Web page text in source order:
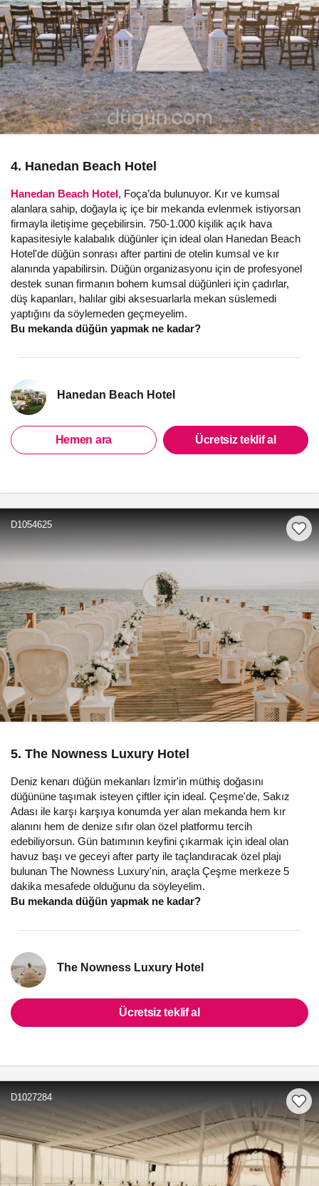
4. Hanedan Beach Hotel
Hanedan Beach Hotel, Foça’da bulunuyor. Kır ve kumsal
alanlara sahip, doğayla iç içe bir mekanda evlenmek istiyorsan
firmayla iletişime geçebilirsin. 750-1.000 kişilik açık hava
kapasitesiyle kalabalık düğünler için ideal olan Hanedan Beach
Hotel'de düğün sonrası after partini de otelin kumsal ve kır
alanında yapabilirsin. Düğün organizasyonu için de profesyonel
destek sunan firmanın bohem kumsal düğünleri için çadırlar,
düş kapanları, halılar gibi aksesuarlarla mekan süslemedi
yaptığını da söylemeden geçmeyelim.
Bu mekanda düğün yapmak ne kadar?
Hanedan Beach Hotel
Hemen ara Ücretsiz teklif al
D1054625
5. The Nowness Luxury Hotel
Deniz kenarı düğün mekanları İzmir'in müthiş doğasını
düğününe taşımak isteyen çiftler için ideal. Çeşme'de, Sakız
Adası ile karşı karşıya konumda yer alan mekanda hem kır
alanını hem de denize sıfır olan özel platformu tercih
edebiliyorsun. Gün batımının keyfini çıkarmak için ideal olan
havuz başı ve geceyi after party ile taçlandıracak özel plajı
bulunan The Nowness Luxury'nin, araçla Çeşme merkeze 5
dakika mesafede olduğunu da söyleyelim.
Bu mekanda düğün yapmak ne kadar?
The Nowness Luxury Hotel
Ücretsiz teklif al
D1027284